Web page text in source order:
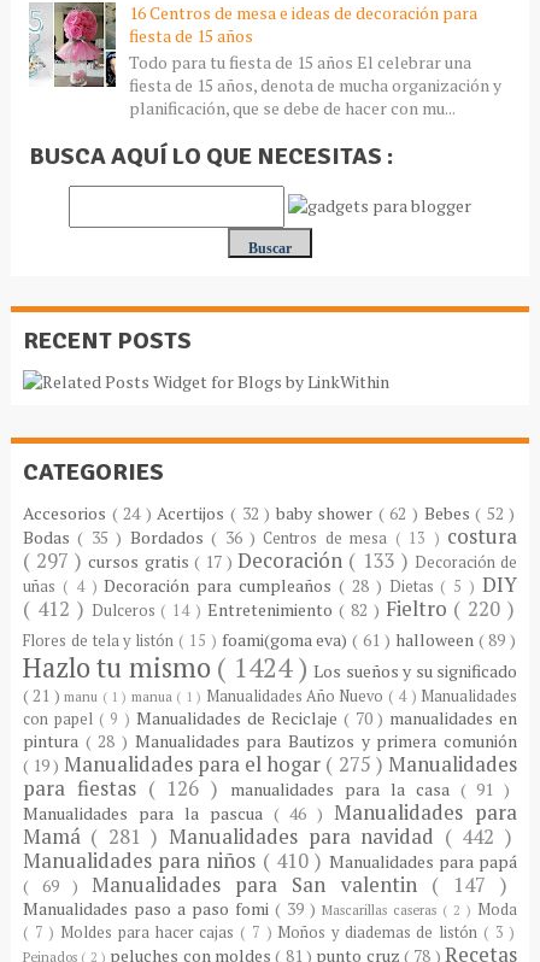
16 Centros de mesa e ideas de decoración para
fiesta de 15 años
Todo para tu fiesta de 15 años El celebrar una
fiesta de 15 años, denota de mucha organización y
planificación, que se debe de hacer con mu...
BUSCA AQUÍ LO QUE NECESITAS :
RECENT POSTS
CATEGORIES
Accesorios ( 24 )Acertijos ( 32 ) baby shower ( 62 ) Bebes( 52 )
Bodas( 35 ) Bordados( 36 ) Centros de mesa ( 13 ) costura
( 297 )cursos gratis ( 17 )Decoración ( 133 ) Decoración de
uñas ( 4 )Decoración para cumpleaños( 28 ) Dietas ( 5 )DIY
( 412 ) Dulceros ( 14 )Entretenimiento ( 82 ) Fieltro ( 220 )
Flores de tela y listón ( 15 ) foami(goma eva)( 61 ) halloween ( 89 )
Hazlo tu mismo ( 1424 )Los sueños y su significado
( 21 )manu ( 1 ) manua ( 1 ) Manualidades Año Nuevo ( 4 ) Manualidades
con papel ( 9 )Manualidades de Reciclaje ( 70 ) manualidades en
pintura ( 28 ) Manualidades para Bautizos y primera comunión
( 19 ) Manualidades para el hogar ( 275 )Manualidades
para fiestas ( 126 ) manualidades para la casa ( 91 )
Manualidades para la pascua ( 46 )Manualidades para
Mamá ( 281 ) Manualidades para navidad ( 442 )
Manualidades para niños ( 410 ) Manualidades para papá
( 69 )Manualidades para San valentin ( 147 )
Manualidades paso a paso fomi ( 39 )Mascarillas caseras ( 2 ) Moda
( 7 ) Moldes para hacer cajas ( 7 ) Moños y diademas de listón ( 3 )
Peinados ( 2 ) peluches con moldes( 81 ) punto cruz( 78 )Recetas